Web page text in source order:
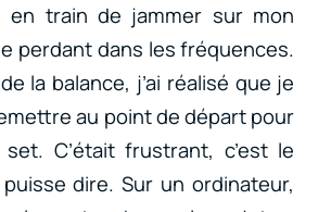
en train de jammer sur mon
perdant dans les fréquences.
la balance, j’ai réalisé que je
au point de départ pour
C’était frustrant, c’est le
puisse dire. Sur un ordinateur,